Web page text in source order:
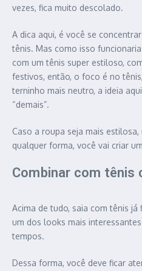
vezes, fica muito descolado.
A dica aqui, é você se
tênis. Mas como isso
com um tênis super estiloso,
festivos, então, o foco é no
terninho mais neutro, a ideia
“demais”.
Caso a roupa seja mais
qualquer forma, você vai criar
Combinar com tênis
Acima de tudo, saia com tênis
um dos looks mais
tempos.
Dessa forma, você deve ficar